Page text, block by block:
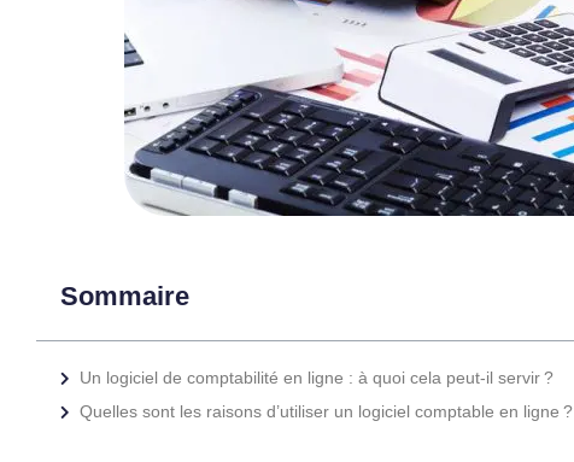
Sommaire
Un logiciel de comptabilité en ligne : à quoi cela peut-il servir ?
Quelles sont les raisons d’utiliser un logiciel comptable en ligne ?